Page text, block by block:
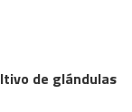
de glándulas